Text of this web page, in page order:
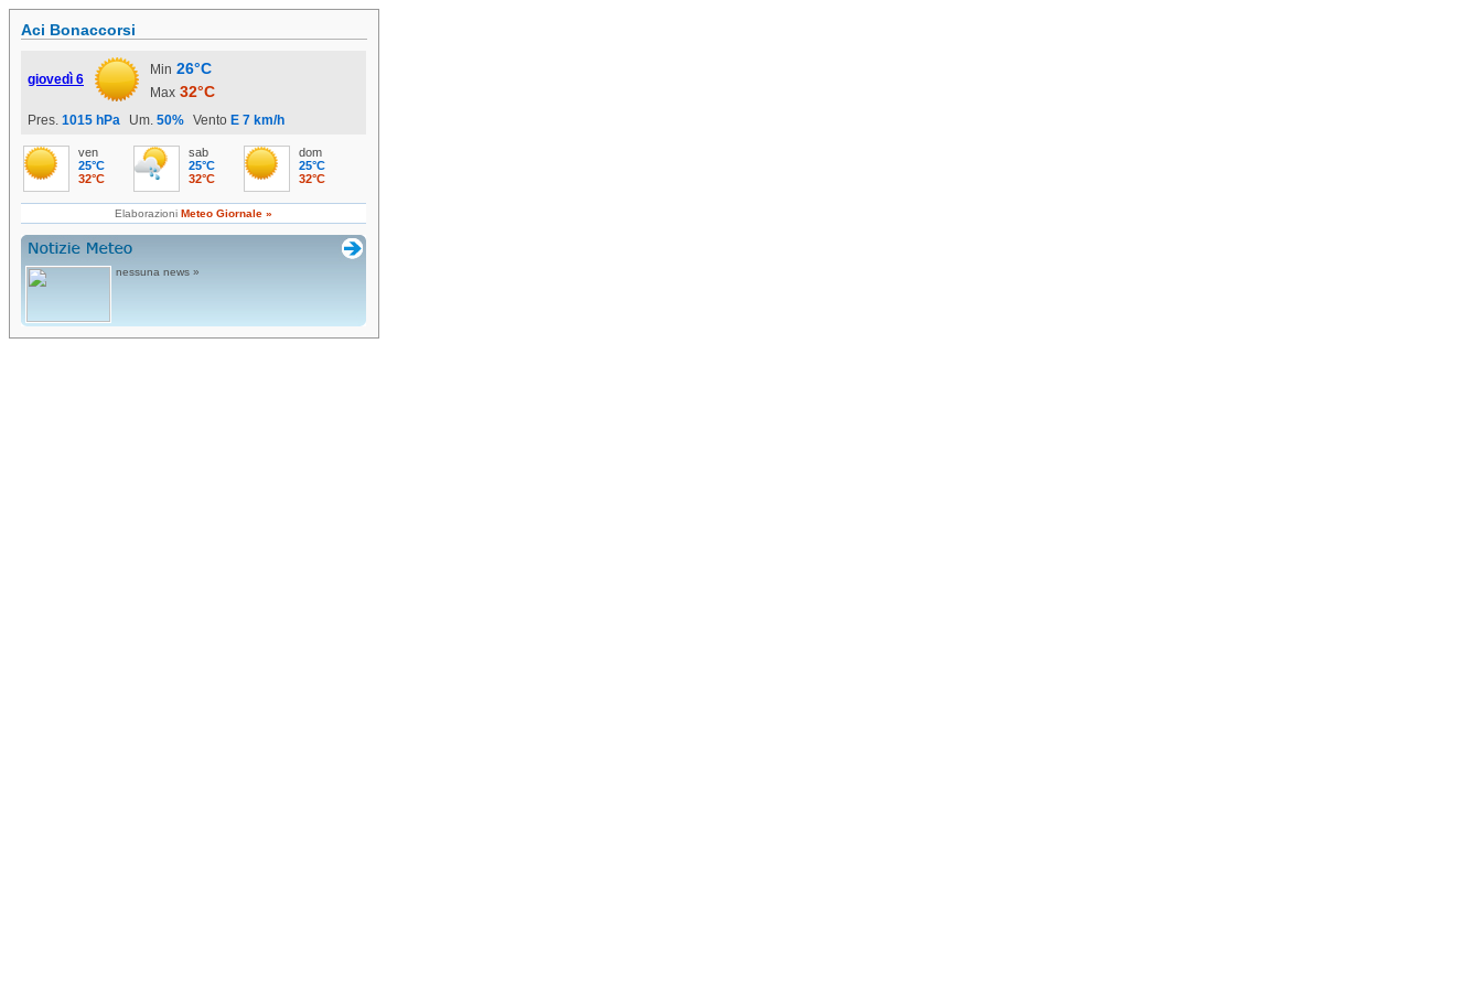
Aci Bonaccorsi
giovedì 6
Min 26°C
Max 32°C
Pres. 1015 hPa Um. 50% Vento E 7 km/h
ven
25°C
32°C
sab
25°C
32°C
dom
25°C
32°C
Elaborazioni Meteo Giornale »
nessuna news »